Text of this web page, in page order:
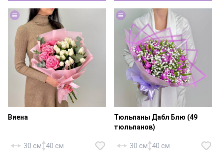
Виена
30 см 40 см
Тюльпаны Дабл Блю (49
тюльпанов)
30 см 40 см